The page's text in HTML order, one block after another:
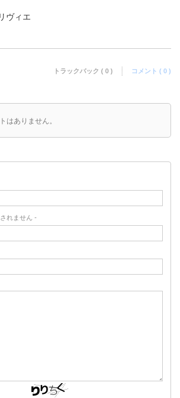
ヴィエ
トラックバック ( 0 ) コメント ( 0 )
はありません。
れません -